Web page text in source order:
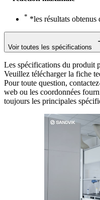
* *les résultats obtenus
Voir toutes les spécifications
Les spécifications du produit
Veuillez télécharger la fiche
Pour toute question,
web ou les coordonnées
toujours les principales